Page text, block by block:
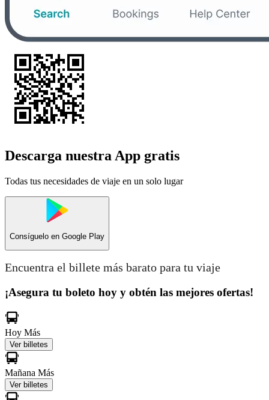
Descarga nuestra App gratis
Todas tus necesidades de viaje en un solo lugar
Consíguelo en Google Play
Encuentra el billete más barato para tu viaje
¡Asegura tu boleto hoy y obtén las mejores ofertas!
Hoy Más
Ver billetes
Mañana Más
Ver billetes